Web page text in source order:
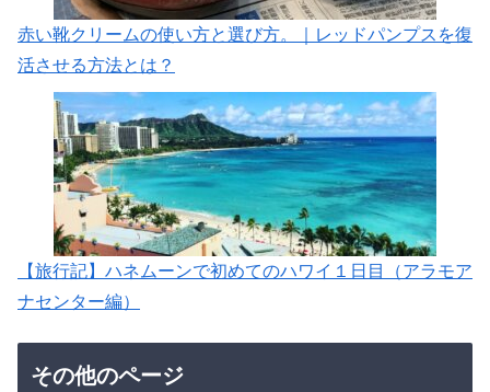
赤い靴クリームの使い方と選び方。｜レッドパンプスを復
活させる方法とは？
【旅行記】ハネムーンで初めてのハワイ１日目（アラモア
ナセンター編）
その他のページ